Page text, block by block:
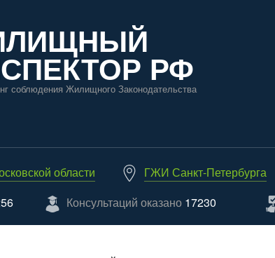
РФ
соблюдения Жилищного Законодательства
области ГЖИ Санкт-Петербурга
Консультаций оказано 17230